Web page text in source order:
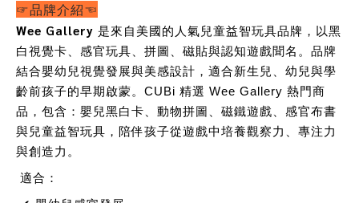
☞品牌介紹☜
Wee Gallery 是來自美國的人氣兒童益智玩具品牌，以黑
白視覺卡、感官玩具、拼圖、磁貼與認知遊戲聞名。品牌
結合嬰幼兒視覺發展與美感設計，適合新生兒、幼兒與學
齡前孩子的早期啟蒙。CUBi 精選 Wee Gallery 熱門商
品，包含：嬰兒黑白卡、動物拼圖、磁鐵遊戲、感官布書
與兒童益智玩具，陪伴孩子從遊戲中培養觀察力、專注力
與創造力。
適合：